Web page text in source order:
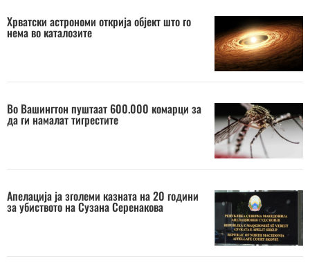
Хрватски астрономи открија објект што го
нема во каталозите
Во Вашингтон пуштаат 600.000 комарци за
да ги намалат тигрестите
Апелација ја зголеми казната на 20 години
за убиството на Сузана Серенакова